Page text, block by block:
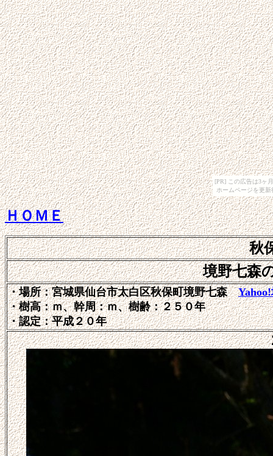
[PR] この広告は3ヶ
ホームページを更
ＨＯＭＥ
秋
境野七森
・場所：宮城県仙台市太白区秋保町境野七森
・樹高：ｍ、幹周：ｍ、樹齢：２５０年
・認定：平成２０年